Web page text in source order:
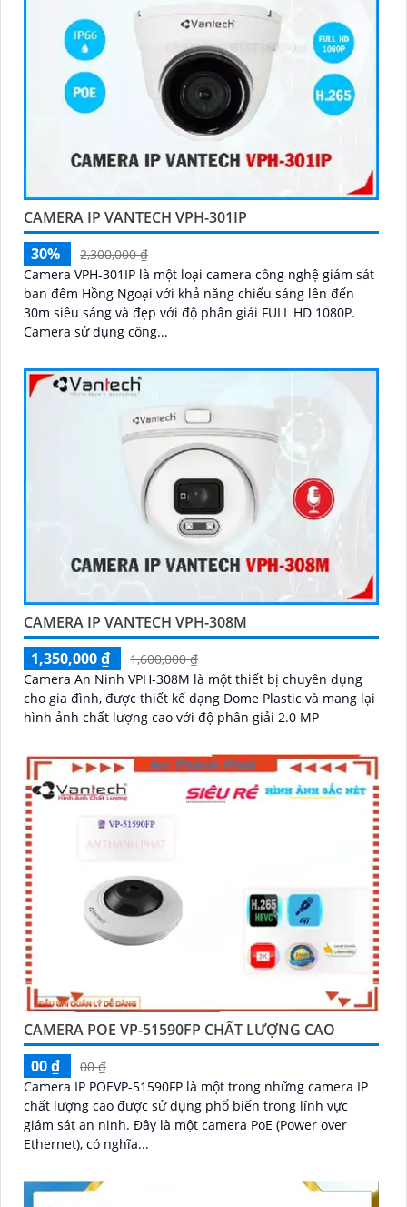
CAMERA IP VANTECH VPH-301IP
30%
2,300,000 ₫
Camera VPH-301IP là một loại camera công nghệ giám sát
ban đêm Hồng Ngoại với khả năng chiếu sáng lên đến
30m siêu sáng và đẹp với độ phân giải FULL HD 1080P.
Camera sử dụng công...
CAMERA IP VANTECH VPH-308M
1,350,000 ₫
1,600,000 ₫
Camera An Ninh VPH-308M là một thiết bị chuyên dụng
cho gia đình, được thiết kế dạng Dome Plastic và mang lại
hình ảnh chất lượng cao với độ phân giải 2.0 MP
CAMERA POE VP-51590FP CHẤT LƯỢNG CAO
00 ₫
00 ₫
Camera IP POEVP-51590FP là một trong những camera IP
chất lượng cao được sử dụng phổ biến trong lĩnh vực
giám sát an ninh. Đây là một camera PoE (Power over
Ethernet), có nghĩa...